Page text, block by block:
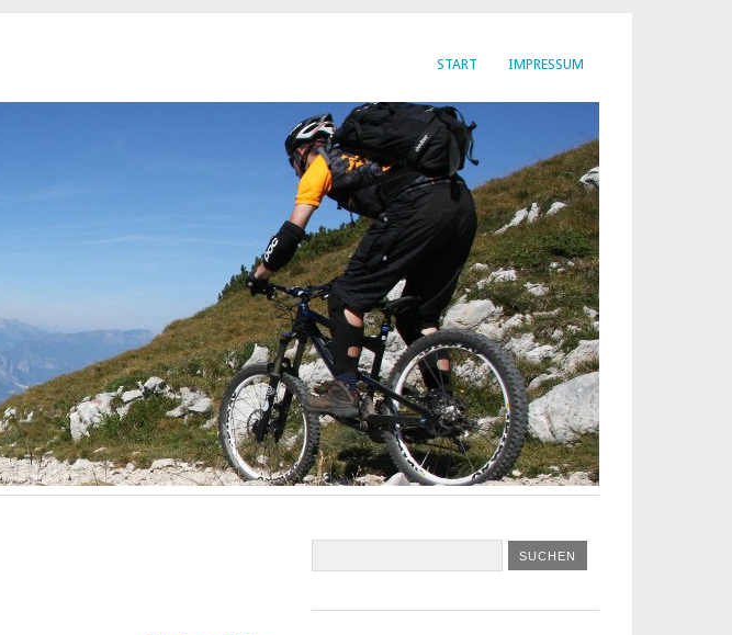
START IMPRESSUM